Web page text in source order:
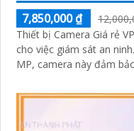
7,850,000 ₫
Thiết bị Camera Giá rẻ
cho việc giám sát an ninh. Với chất lượng sắc nét lên đến 5.0
MP, camera này đảm